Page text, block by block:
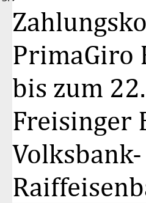
PrimaGiro
bis zum
Freisinger
Volksbank-